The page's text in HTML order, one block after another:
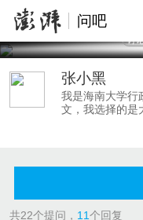
问吧
讨
张小黑
我是海南大学行
文，我选择的是
向。因为我想
个讨论式话题
假如你有这方
只是学生，关
希望你能聊聊你
做学术研究之用
共22个提问， 11个回复